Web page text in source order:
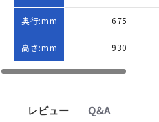
奥行:mm
高さ:mm
675
930
レビュー Q&A